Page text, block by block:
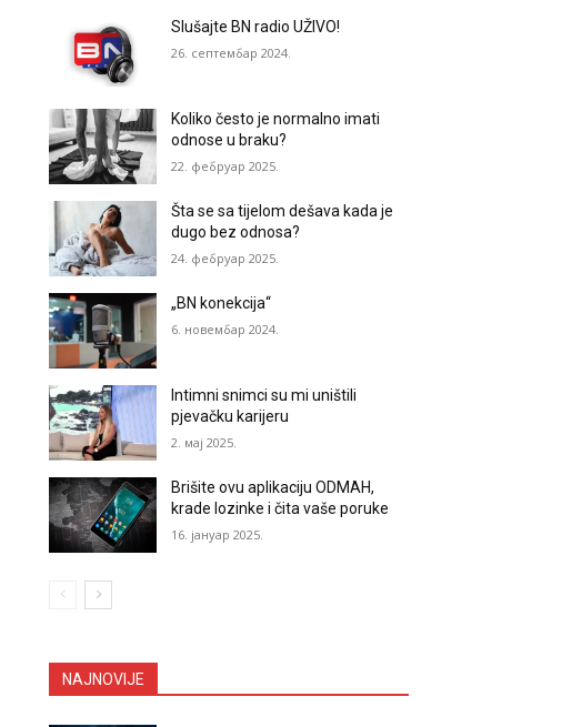
Slušajte BN radio UŽIVO!
26. септембар 2024.
Koliko često je normalno imati
odnose u braku?
22. фебруар 2025.
Šta se sa tijelom dešava kada je
dugo bez odnosa?
24. фебруар 2025.
„BN konekcija“
6. новембар 2024.
Intimni snimci su mi uništili
pjevačku karijeru
2. мај 2025.
Brišite ovu aplikaciju ODMAH,
krade lozinke i čita vaše poruke
16. јануар 2025.
NAJNOVIJE